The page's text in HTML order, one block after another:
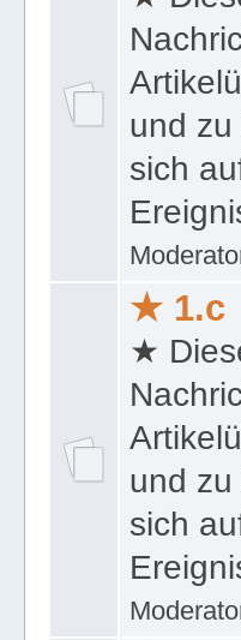
und
sich
★ 1.c
★
und
sich